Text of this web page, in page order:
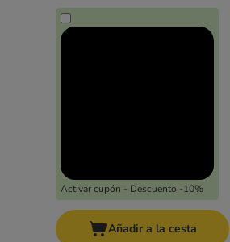
Activar cupón - Descuento -10%
Añadir a la cesta